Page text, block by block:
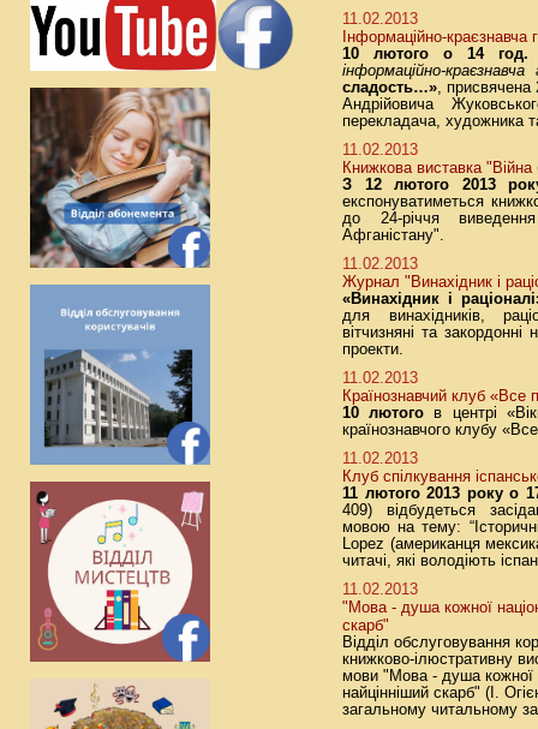
11.02.2013
Інформаційно-краєзнавча
10 лютого о 14 год.
інформаційно-краєзнавча
сладость…», присвячена
Андрійовича
перекладача, художника
11.02.2013
Книжкова виставка "Війна
З 12 лютого 2013
експонуватиметься
до 24-річчя
Афганістану".
11.02.2013
Журнал "Винахідник і
«Винахідник і
для винахідників,
вітчизняні та закордонні
проекти.
11.02.2013
Країнознавчий клуб «Все
10 лютого в центрі
країнознавчого клубу
11.02.2013
Клуб спілкування
11 лютого 2013 року о
409) відбудеться
мовою на тему:
Lopez (американця
читачі, які володіють
11.02.2013
"Мова - душа кожної
скарб"
Відділ обслуговування
книжково-ілюстративну
мови "Мова - душа кожної
найцінніший скарб" (І.
загальному читальному